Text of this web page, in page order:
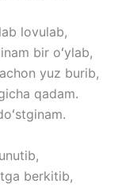
lovulab,
bir oʻylab,
yuz burib,
qadam.
berkitib,